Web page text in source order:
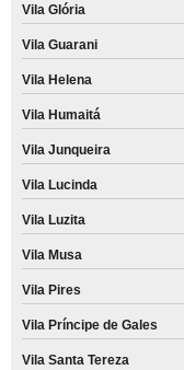
Vila Glória
Vila Guarani
Vila Helena
Vila Humaitá
Vila Junqueira
Vila Lucinda
Vila Luzita
Vila Musa
Vila Pires
Vila Príncipe de Gales
Vila Santa Tereza